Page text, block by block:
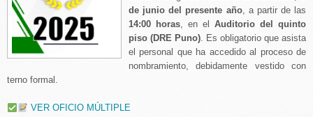
de junio del presente año, a partir de las
14:00 horas, en el Auditorio del quinto
piso (DRE Puno). Es obligatorio que asista
el personal que ha accedido al proceso de
nombramiento, debidamente vestido con
terno formal.
VER OFICIO MÚLTIPLE